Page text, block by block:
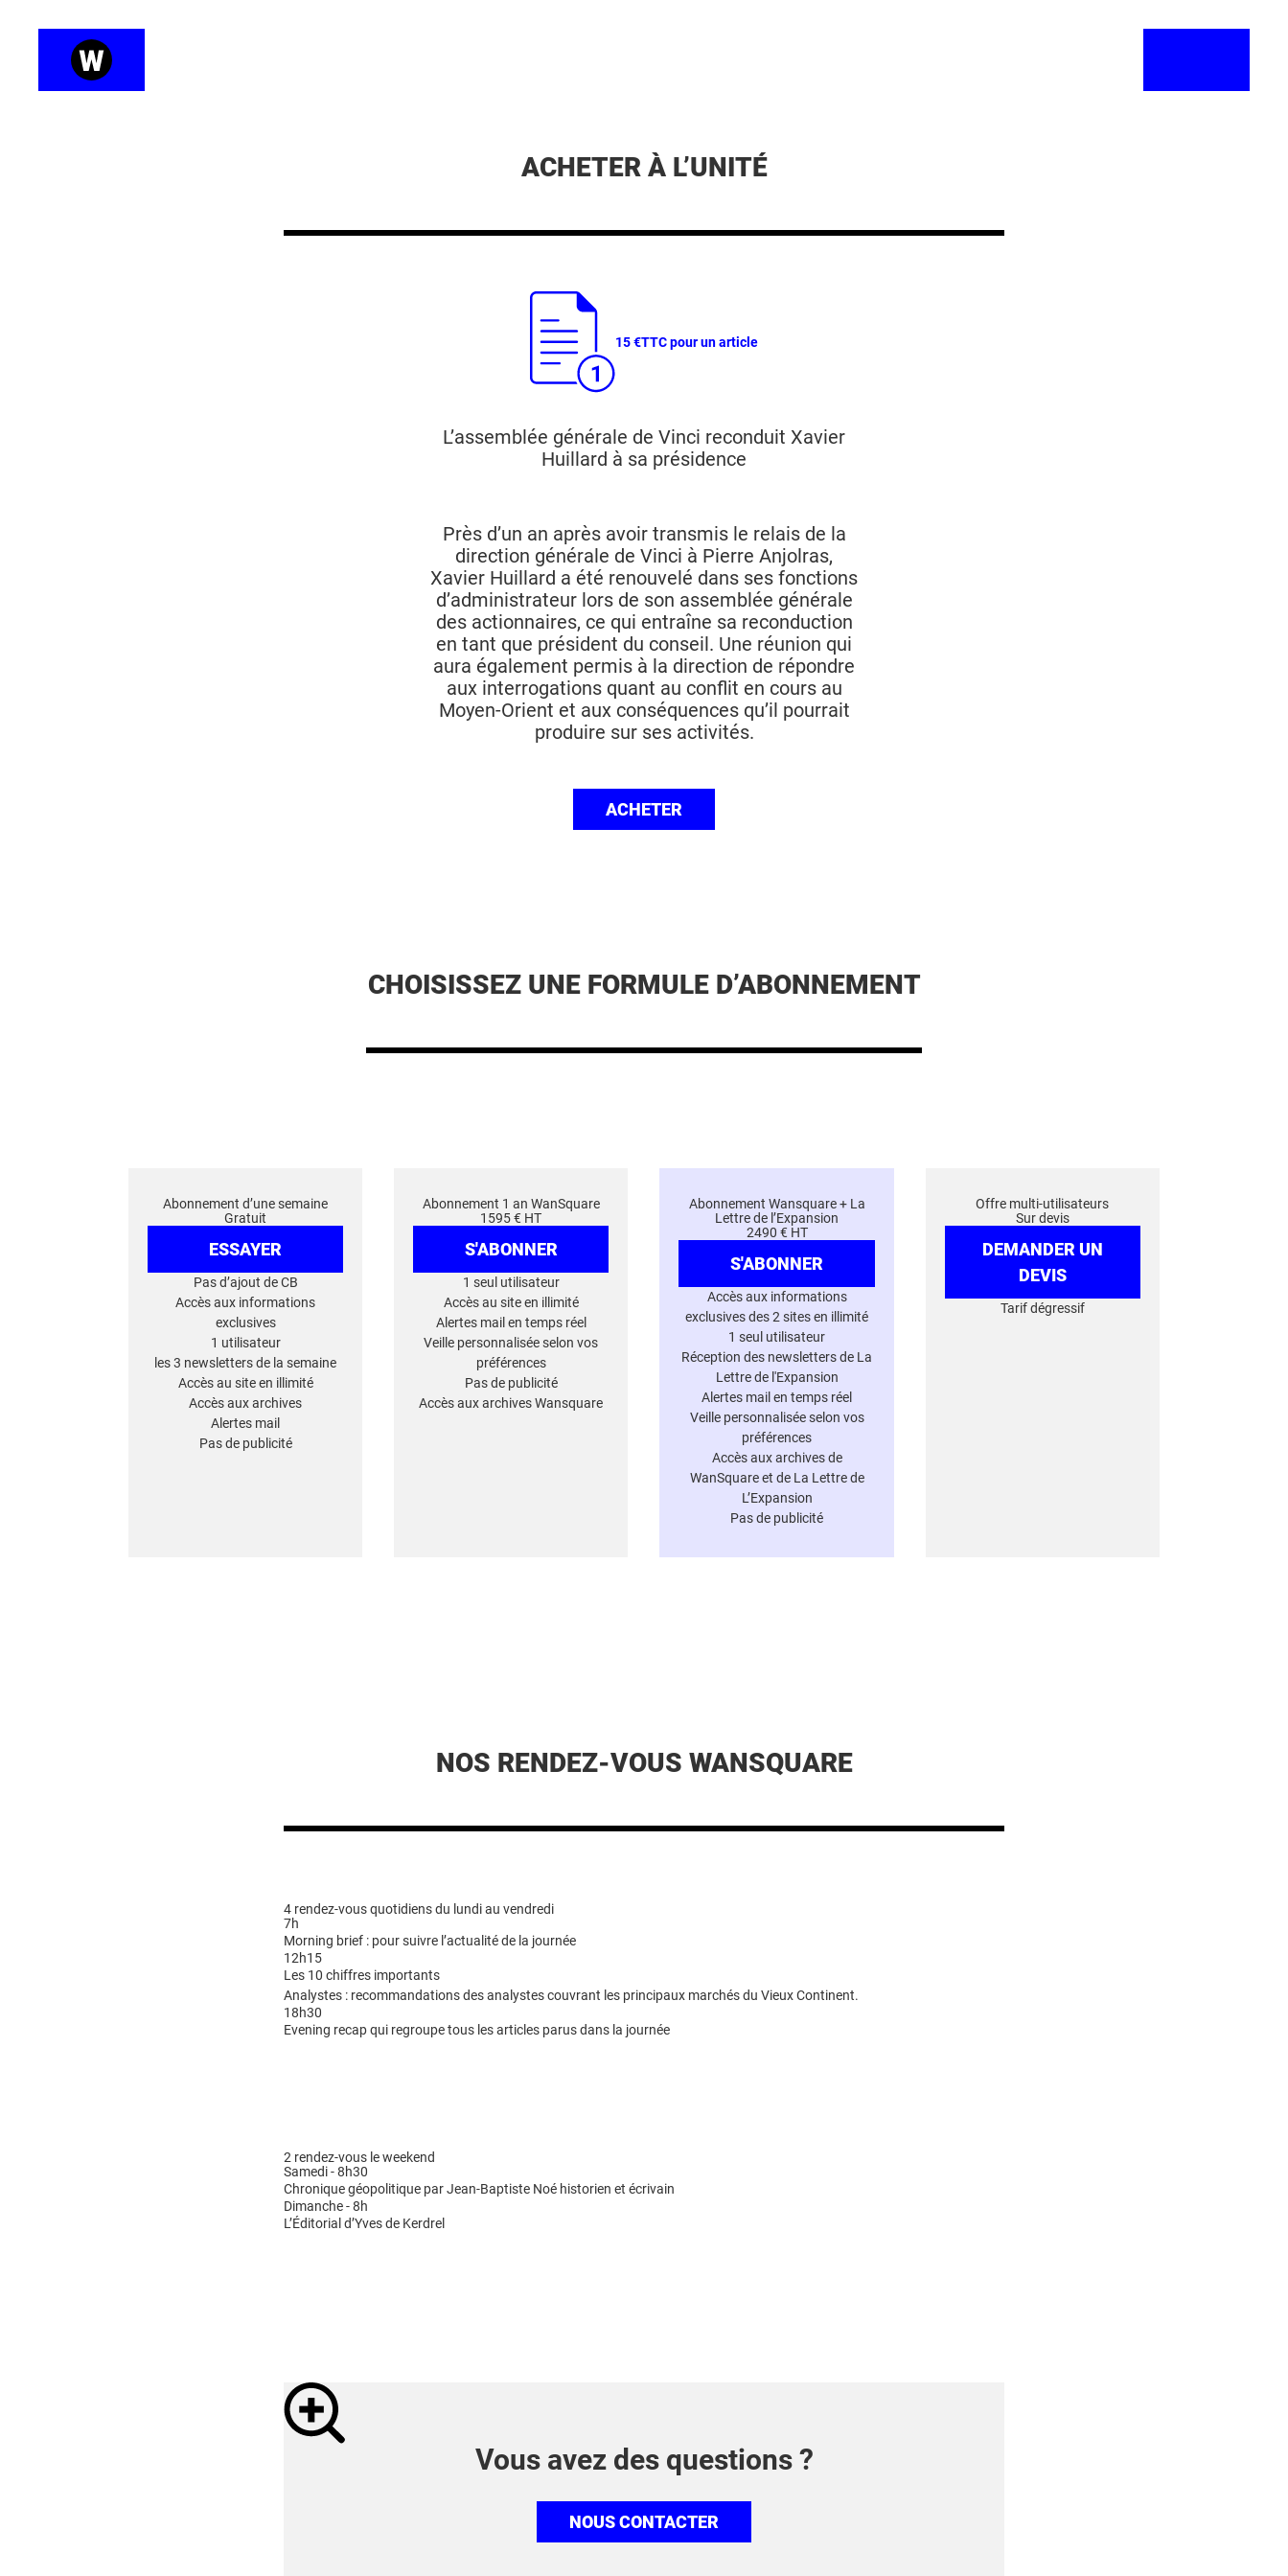
ACHETER À L’UNITÉ
15 €TTC pour un article
L’assemblée générale de Vinci reconduit Xavier
Huillard à sa présidence
Près d’un an après avoir transmis le relais de la
direction générale de Vinci à Pierre Anjolras,
Xavier Huillard a été renouvelé dans ses fonctions
d’administrateur lors de son assemblée générale
des actionnaires, ce qui entraîne sa reconduction
en tant que président du conseil. Une réunion qui
aura également permis à la direction de répondre
aux interrogations quant au conflit en cours au
Moyen-Orient et aux conséquences qu’il pourrait
produire sur ses activités.
ACHETER
CHOISISSEZ UNE FORMULE D’ABONNEMENT
Abonnement d’une semaine
Gratuit
ESSAYER
Pas d’ajout de CB
Accès aux informations
exclusives
1 utilisateur
les 3 newsletters de la semaine
Accès au site en illimité
Accès aux archives
Alertes mail
Pas de publicité
Abonnement 1 an WanSquare
1595 € HT
S'ABONNER
1 seul utilisateur
Accès au site en illimité
Alertes mail en temps réel
Veille personnalisée selon vos
préférences
Pas de publicité
Accès aux archives Wansquare
Abonnement Wansquare + La
Lettre de l’Expansion
2490 € HT
S'ABONNER
Accès aux informations
exclusives des 2 sites en illimité
1 seul utilisateur
Réception des newsletters de La
Lettre de l'Expansion
Alertes mail en temps réel
Veille personnalisée selon vos
préférences
Accès aux archives de
WanSquare et de La Lettre de
L’Expansion
Pas de publicité
Offre multi-utilisateurs
Sur devis
DEMANDER UN
DEVIS
Tarif dégressif
NOS RENDEZ-VOUS WANSQUARE
4 rendez-vous quotidiens du lundi au vendredi
7h
Morning brief : pour suivre l’actualité de la journée
12h15
Les 10 chiffres importants
Analystes : recommandations des analystes couvrant les principaux marchés du Vieux Continent.
18h30
Evening recap qui regroupe tous les articles parus dans la journée
2 rendez-vous le weekend
Samedi - 8h30
Chronique géopolitique par Jean-Baptiste Noé historien et écrivain
Dimanche - 8h
L’Éditorial d’Yves de Kerdrel
Vous avez des questions ?
NOUS CONTACTER